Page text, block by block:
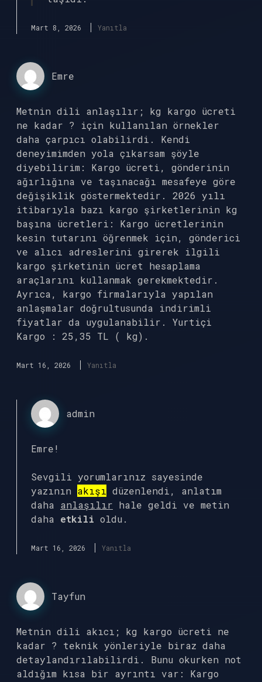
Mart 8, 2026 Yanıtla
Emre
Metnin dili anlaşılır; kg kargo ücreti
ne kadar ? için kullanılan örnekler
daha çarpıcı olabilirdi. Kendi
deneyimimden yola çıkarsam şöyle
diyebilirim: Kargo ücreti, gönderinin
ağırlığına ve taşınacağı mesafeye göre
değişiklik göstermektedir. 2026 yılı
itibarıyla bazı kargo şirketlerinin kg
başına ücretleri: Kargo ücretlerinin
kesin tutarını öğrenmek için, gönderici
ve alıcı adreslerini girerek ilgili
kargo şirketinin ücret hesaplama
araçlarını kullanmak gerekmektedir.
Ayrıca, kargo firmalarıyla yapılan
anlaşmalar doğrultusunda indirimli
fiyatlar da uygulanabilir. Yurtiçi
Kargo : 25,35 TL ( kg).
Mart 16, 2026 Yanıtla
admin
Emre!
Sevgili yorumlarınız sayesinde
yazının akışı düzenlendi, anlatım
daha anlaşılır hale geldi ve metin
daha etkili oldu.
Mart 16, 2026 Yanıtla
Tayfun
Metnin dili akıcı; kg kargo ücreti ne
kadar ? teknik yönleriyle biraz daha
detaylandırılabilirdi. Bunu okurken not
aldığım kısa bir ayrıntı var: Kargo